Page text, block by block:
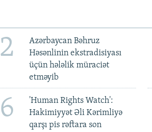
2
Azərbaycan Bəhruz
Həsənlinin ekstradisiyası
üçün hələlik müraciət
etməyib
6
'Human Rights Watch':
Hakimiyyət Əli Kərimliyə
qarşı pis rəftara son